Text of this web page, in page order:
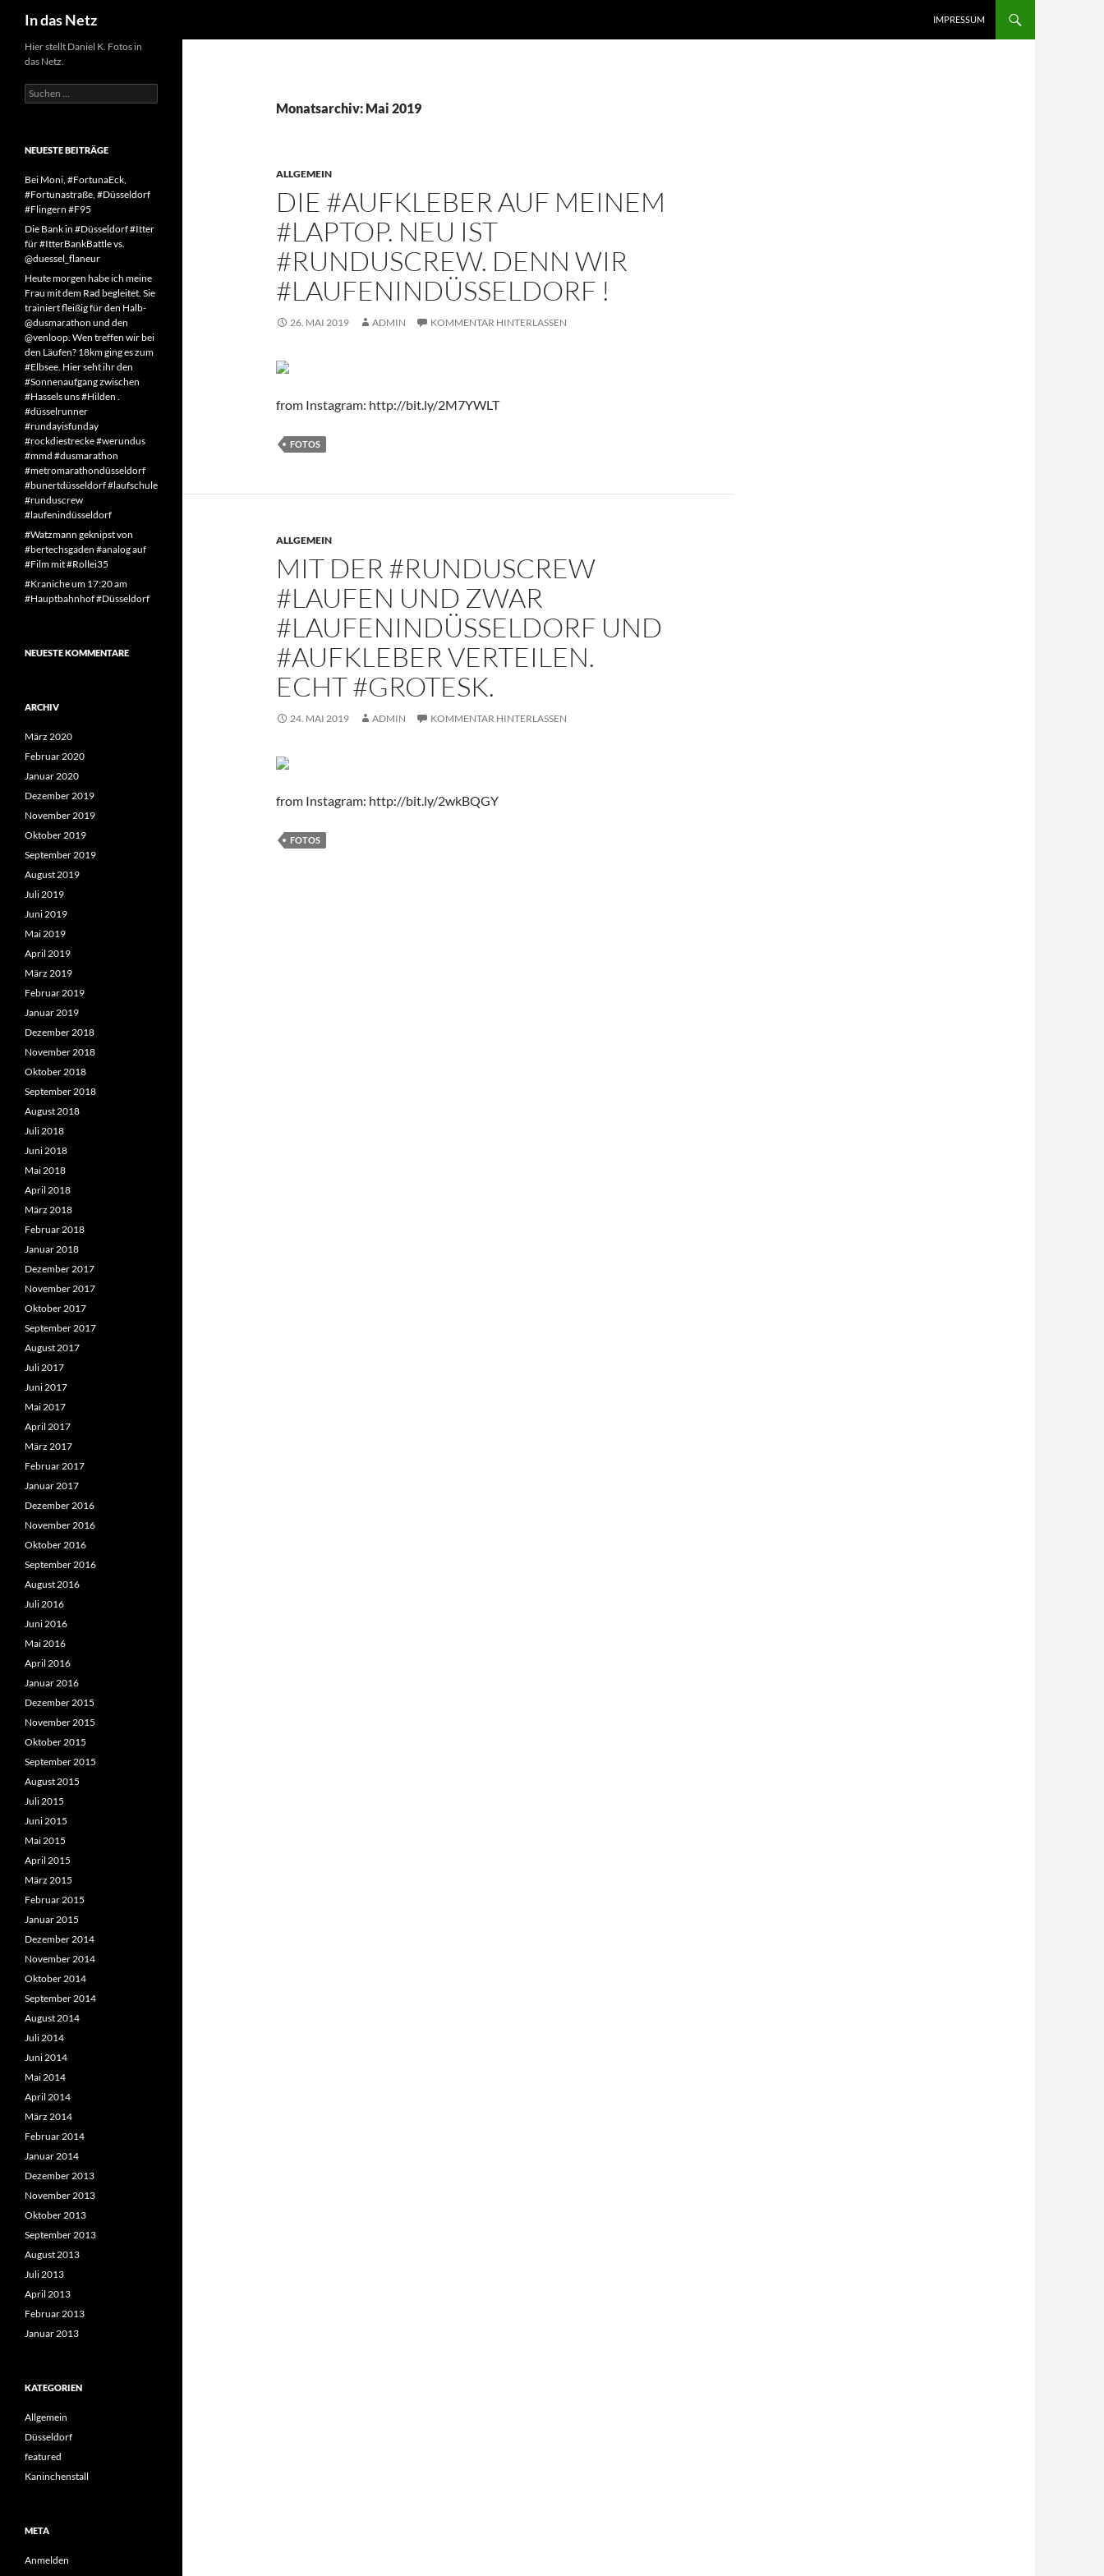
Inhalt
springen
In das Netz IMPRESSUM
Monatsarchiv: Mai 2019
ALLGEMEIN
DIE #AUFKLEBER AUF MEINEM
#LAPTOP. NEU IST
#RUNDUSCREW. DENN WIR
#LAUFENINDÜSSELDORF !
26. MAI 2019 ADMIN KOMMENTAR HINTERLASSEN
from Instagram: http://bit.ly/2M7YWLT
FOTOS
ALLGEMEIN
MIT DER #RUNDUSCREW
#LAUFEN UND ZWAR
#LAUFENINDÜSSELDORF UND
#AUFKLEBER VERTEILEN.
ECHT #GROTESK.
24. MAI 2019 ADMIN KOMMENTAR HINTERLASSEN
from Instagram: http://bit.ly/2wkBQGY
FOTOS
Hier stellt Daniel K. Fotos in
das Netz.
Suchen
nach:
NEUESTE BEITRÄGE
Bei Moni, #FortunaEck,
#Fortunastraße, #Düsseldorf
#Flingern #F95
Die Bank in #Düsseldorf #Itter
für #ItterBankBattle vs.
@duessel_flaneur
Heute morgen habe ich meine
Frau mit dem Rad begleitet. Sie
trainiert fleißig für den Halb-
@dusmarathon und den
@venloop. Wen treffen wir bei
den Läufen? 18km ging es zum
#Elbsee. Hier seht ihr den
#Sonnenaufgang zwischen
#Hassels uns #Hilden .
#düsselrunner
#rundayisfunday
#rockdiestrecke #werundus
#mmd #dusmarathon
#metromarathondüsseldorf
#bunertdüsseldorf #laufschule
#runduscrew
#laufenindüsseldorf
#Watzmann geknipst von
#bertechsgaden #analog auf
#Film mit #Rollei35
#Kraniche um 17:20 am
#Hauptbahnhof #Düsseldorf
NEUESTE KOMMENTARE
ARCHIV
März 2020
Februar 2020
Januar 2020
Dezember 2019
November 2019
Oktober 2019
September 2019
August 2019
Juli 2019
Juni 2019
Mai 2019
April 2019
März 2019
Februar 2019
Januar 2019
Dezember 2018
November 2018
Oktober 2018
September 2018
August 2018
Juli 2018
Juni 2018
Mai 2018
April 2018
März 2018
Februar 2018
Januar 2018
Dezember 2017
November 2017
Oktober 2017
September 2017
August 2017
Juli 2017
Juni 2017
Mai 2017
April 2017
März 2017
Februar 2017
Januar 2017
Dezember 2016
November 2016
Oktober 2016
September 2016
August 2016
Juli 2016
Juni 2016
Mai 2016
April 2016
Januar 2016
Dezember 2015
November 2015
Oktober 2015
September 2015
August 2015
Juli 2015
Juni 2015
Mai 2015
April 2015
März 2015
Februar 2015
Januar 2015
Dezember 2014
November 2014
Oktober 2014
September 2014
August 2014
Juli 2014
Juni 2014
Mai 2014
April 2014
März 2014
Februar 2014
Januar 2014
Dezember 2013
November 2013
Oktober 2013
September 2013
August 2013
Juli 2013
April 2013
Februar 2013
Januar 2013
KATEGORIEN
Allgemein
Düsseldorf
featured
Kaninchenstall
META
Anmelden